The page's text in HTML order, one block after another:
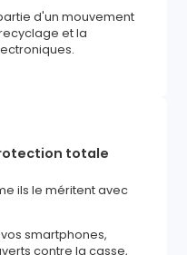
d'un mouvement
et la
totale
ils le méritent avec
smartphones,
contre la casse,